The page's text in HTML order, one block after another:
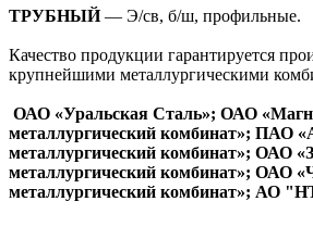
ТРУБНЫЙ— Э/св, б/ш, профильные.
Качество продукции гарантируется
крупнейшими металлургическими
ОАО «Уральская Сталь»; ОАО
металлургический комбинат»; ПАО
металлургический комбинат»; ОАО
металлургический комбинат»; ОАО
металлургический комбинат»; АО